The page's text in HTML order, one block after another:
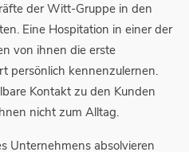
der Witt-Gruppe in den
Eine Hospitation in einer der
von ihnen die erste
persönlich kennenzulernen.
Kontakt zu den Kunden
nicht zum Alltag.
Unternehmens absolvieren